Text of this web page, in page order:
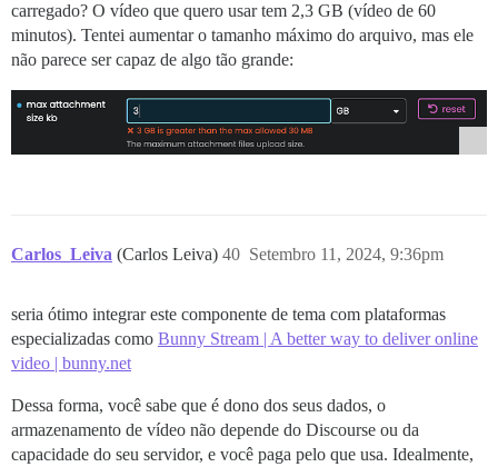
carregado? O vídeo que quero usar tem 2,3 GB (vídeo de 60
minutos). Tentei aumentar o tamanho máximo do arquivo, mas ele
não parece ser capaz de algo tão grande:
Carlos_Leiva (Carlos Leiva) Setembro 11, 2024, 9:36pm
40
seria ótimo integrar este componente de tema com plataformas
especializadas como Bunny Stream | A better way to deliver online
video | bunny.net
Dessa forma, você sabe que é dono dos seus dados, o
armazenamento de vídeo não depende do Discourse ou da
capacidade do seu servidor, e você paga pelo que usa. Idealmente,